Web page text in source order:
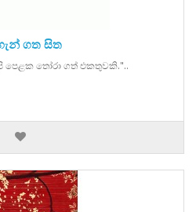
ගත සිත
පෙළක තෝරා ගත් එකතුවකි."..